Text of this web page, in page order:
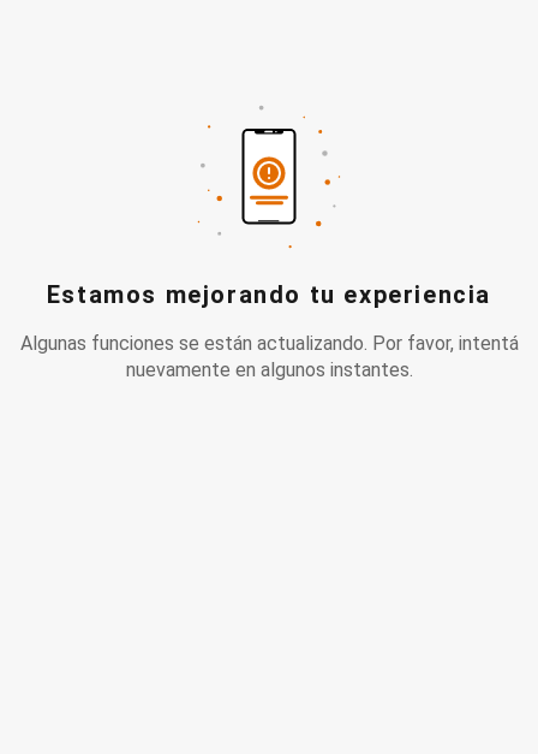
Estamos mejorando tu experiencia
Algunas funciones se están actualizando. Por favor, intentá
nuevamente en algunos instantes.